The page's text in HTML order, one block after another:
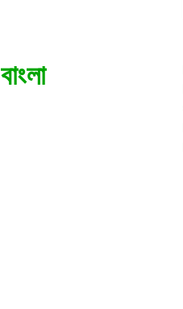
বাংলা